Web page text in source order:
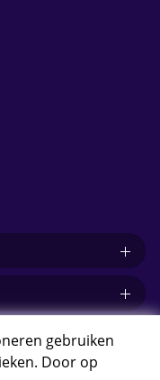
gebruiken
Door op